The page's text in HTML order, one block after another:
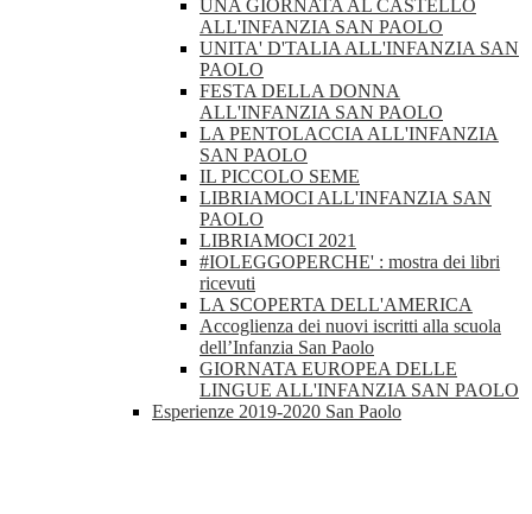
UNA GIORNATA AL CASTELLO
ALL'INFANZIA SAN PAOLO
UNITA' D'TALIA ALL'INFANZIA SAN
PAOLO
FESTA DELLA DONNA
ALL'INFANZIA SAN PAOLO
LA PENTOLACCIA ALL'INFANZIA
SAN PAOLO
IL PICCOLO SEME
LIBRIAMOCI ALL'INFANZIA SAN
PAOLO
LIBRIAMOCI 2021
#IOLEGGOPERCHE' : mostra dei libri
ricevuti
LA SCOPERTA DELL'AMERICA
Accoglienza dei nuovi iscritti alla scuola
dell’Infanzia San Paolo
GIORNATA EUROPEA DELLE
LINGUE ALL'INFANZIA SAN PAOLO
Esperienze 2019-2020 San Paolo